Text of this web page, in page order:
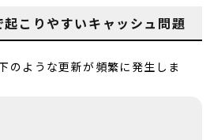
こりやすいキャッシュ問題
のような更新が頻繁に発生しま